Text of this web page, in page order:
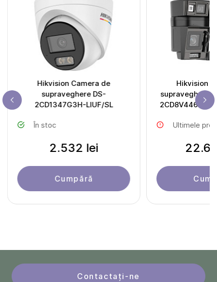
Hikvision Camera de
supraveghere DS-
2CD1347G3H-LIUF/SL
În stoc
2.532 lei
Cumpără
Hikvision
supraveghere
2CD8V446G0/
Ultimele
Contactați-ne